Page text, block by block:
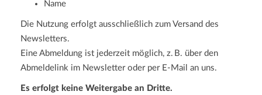
Name
Die Nutzung erfolgt ausschließlich zum Versand des
Newsletters.
Eine Abmeldung ist jederzeit möglich, z. B. über den
Abmeldelink im Newsletter oder per E-Mail an uns.
Es erfolgt keine Weitergabe an Dritte.